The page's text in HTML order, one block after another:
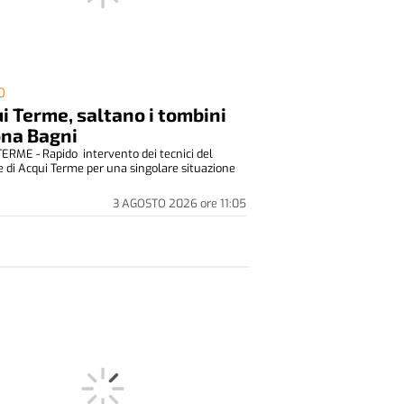
Terme, saltano i tombini
Bagni
3 AGOSTO 2026ore 11:05
- Rapido intervento dei tecnici del
di Acqui Terme per una singolare situazione